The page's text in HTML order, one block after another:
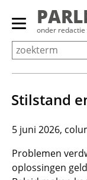
Overslaan
Primair
menu
tonen/
onder redactie
Stilstand
5 juni 2026
Problemen
oplossingen